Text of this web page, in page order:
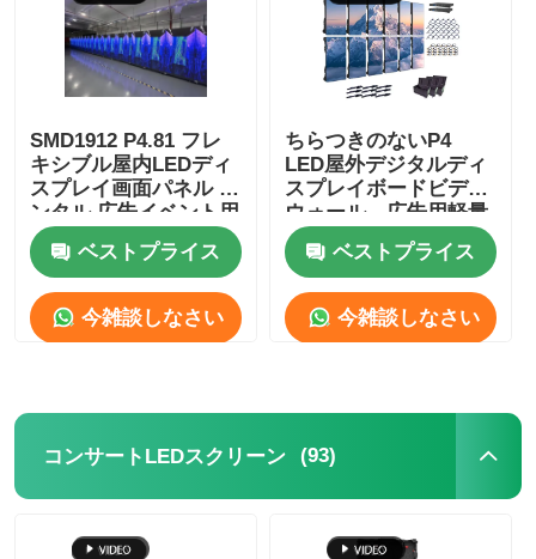
SMD1912 P4.81 フレ
キシブル屋内LEDディ
スプレイ画面パネル レ
ンタル 広告イベント用
ベストプライス
今雑談しなさい
ちらつきのないP4
LED屋外デジタルディ
スプレイボードビデオ
ウォール、広告用軽量
ベストプライス
今雑談しなさい
コンサートLEDスクリーン (93)